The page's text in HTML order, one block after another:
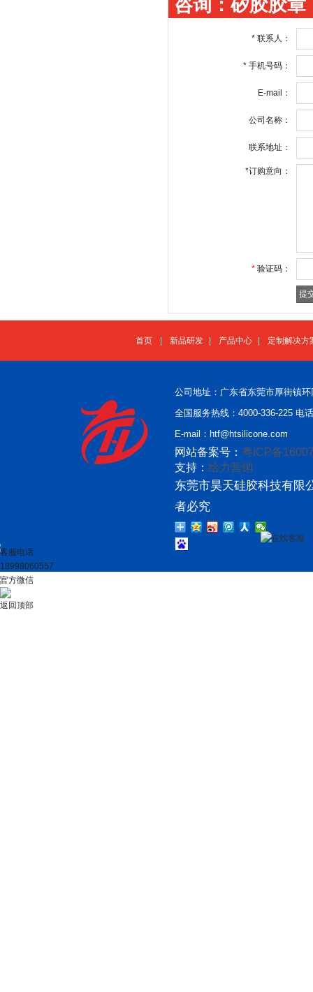
咨询：矽胶胶章
* 联系人：
* 手机号码：
E-mail：
公司名称：
联系地址：
*订购意向：
* 验证码：
首页 新品研发 产品中心 定制解决方
公司地址：广东省东莞市厚街镇
全国服务热线：4000-336-225 电
E-mail：htf@htsilicone.com
网站备案号： 粤ICP备
支持： 给力营销
东莞市昊天硅胶科技有限
者必究
在线客服
客服电话
18998060557
官方微信
返回顶部